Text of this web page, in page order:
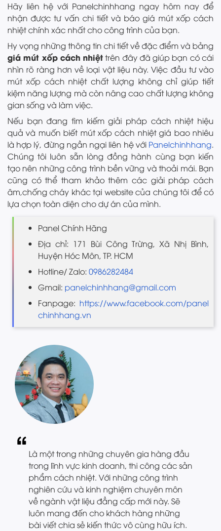
Hãy liên hệ với Panelchinhhang ngay hôm nay để
nhận được tư vấn chi tiết và báo giá mút xốp cách
nhiệt chính xác nhất cho công trình của bạn.
Hy vọng những thông tin chi tiết về đặc điểm và bảng
giá mút xốp cách nhiệttrên đây đã giúp bạn có cái
nhìn rõ ràng hơn về loại vật liệu này. Việc đầu tư vào
mút xốp cách nhiệt chất lượng không chỉ giúp tiết
kiệm năng lượng mà còn nâng cao chất lượng không
gian sống và làm việc.
Nếu bạn đang tìm kiếm giải pháp cách nhiệt hiệu
quả và muốn biết mút xốp cách nhiệt giá bao nhiêu
là hợp lý, đừng ngần ngại liên hệ với Panelchinhhang.
Chúng tôi luôn sẵn lòng đồng hành cùng bạn kiến
tạo nên những công trình bền vững và thoải mái. Bạn
cũng có thể tham khảo thêm các giải pháp cách
âm,chống cháy khác tại website của chúng tôi để có
lựa chọn toàn diện cho dự án của mình.
Panel Chính Hãng
Địa chỉ: 171 Bùi Công Trừng, Xã Nhị Bình,
Huyện Hóc Môn, TP. HCM
Hotline/ Zalo: 0986282484
Gmail: panelchinhhang@gmail.com
Fanpage: https://www.facebook.com/panel
chinhhang.vn
Là một trong những chuyên gia hàng đầu
trong lĩnh vực kinh doanh, thi công các sản
phẩm cách nhiệt. Với những công trình
nghiên cứu và kinh nghiệm chuyên môn
về ngành vật liệu đẳng cấp mới này. Sẽ
luôn mang đến cho khách hàng những
bài viết chia sẻ kiến thức vô cùng hữu ích.